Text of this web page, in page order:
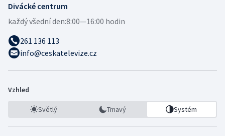
Divácké centrum
každý všední den:8:00—16:00 hodin
261 136 113
info@ceskatelevize.cz
Vzhled
Světlý Tmavý Systém